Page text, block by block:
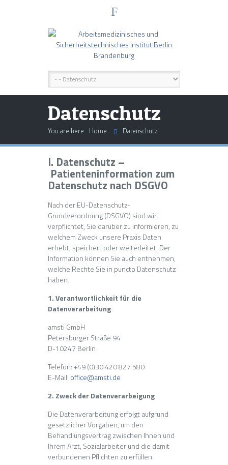
F
Datenschutz
You are here Home Datenschutz
I. Datenschutz –
Patienteninformation zum
Datenschutz nach DSGVO
Nach der EU-Datenschutz-
Grundverordnung (DSGVO) sind wir
verpflichtet, Sie darüber zu informieren, zu
welchem Zweck unsere Praxis Daten
erhebt, speichert oder weiterleitet. Der
Information können Sie auch entnehmen,
welche Rechte Sie in puncto Datenschutz
haben.
1. Verantwortlichkeit für die
Datenverarbeitung
amsti GmbH
Petersburger Straße 94
D-10247 Berlin
Telefon: +49 (0)30 420 827 580
E-Mail: office@amsti.de
2. Zweck der Datenverarbeigung
Die Datenverarbeitung erfolgt aufgrund
gesetzlicher Vorgaben, um den
Behandlungsvertrag zwischen Ihnen und
Ihrem Arzt, Sozialarbeiter und die damit
verbundenen Pflichten zu erfüllen.